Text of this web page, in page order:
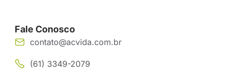
Fale Conosco
contato@acvida.com.br
(61) 3349-2079